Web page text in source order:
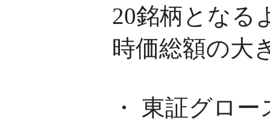
20銘柄となる
時価総額の大
・ 東証グロー